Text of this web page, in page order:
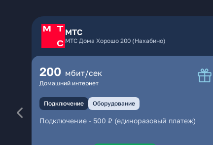
МТС
МТС Дома Хорошо 200 (Нахабино)
200 мбит/сек
Домашний интернет
Подключение Оборудование
Подключение - 500 ₽ (единоразовый платеж)